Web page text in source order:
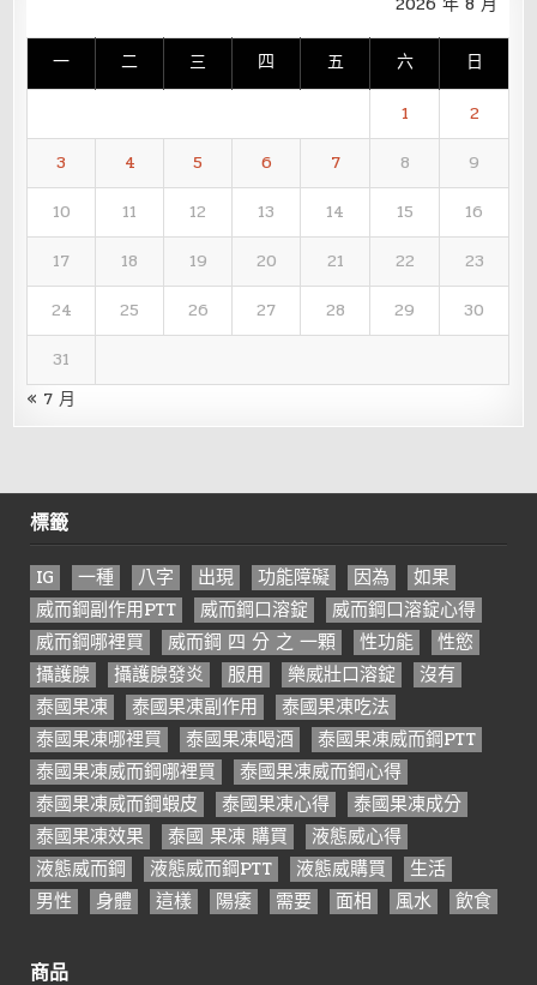
一 二 三 四 五 六 日
1
2
3
4 5 6 7 8
9
10
11 12 13 14 15
16
17
18 19 20 21 22
23
24
25 26 27 28 29
30
31
« 7 月
標籤
IG 一種 八字 出現 功能障礙 因為
如果
威而鋼副作用PTT
威而鋼口溶錠
威而鋼口溶錠心得
威而鋼哪裡買
威而鋼 四 分 之 一顆 性功能
性慾
攝護腺
攝護腺發炎 服用 樂威壯口溶錠
沒有
泰國果凍
泰國果凍副作用
泰國果凍吃法
泰國果凍哪裡買
泰國果凍喝酒
泰國果凍威而鋼PTT
泰國果凍威而鋼哪裡買
泰國果凍威而鋼心得
泰國果凍威而鋼蝦皮
泰國果凍心得
泰國果凍成分
泰國果凍效果
泰國 果凍 購買
液態威心得
液態威而鋼
液態威而鋼PTT 液態威購買
生活
男性
身體 這樣 陽痿 需要 面相 風水 飲食
商品